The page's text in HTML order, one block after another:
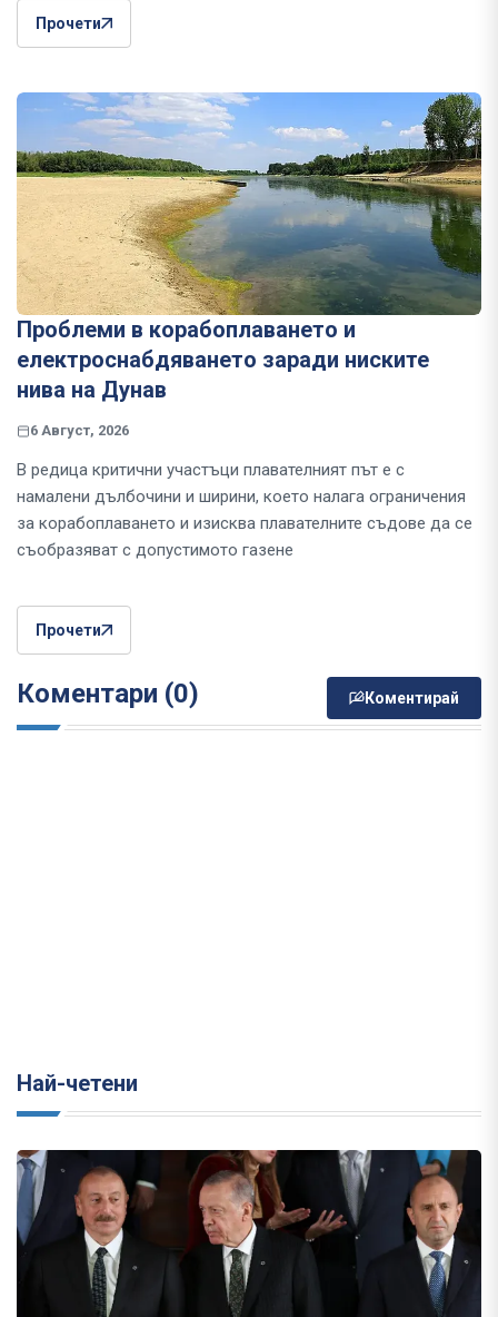
Прочети
Проблеми в корабоплаването и
електроснабдяването заради ниските
нива на Дунав
6 Август, 2026
В редица критични участъци плавателният път е с
намалени дълбочини и ширини, което налага ограничения
за корабоплаването и изисква плавателните съдове да се
съобразяват с допустимото газене
Прочети
Коментари (0) Коментирай
Най-четени